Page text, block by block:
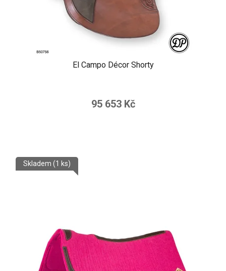
El Campo Décor Shorty
95 653 Kč
Skladem (1 ks)